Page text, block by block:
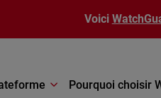
Voici
Pourquoi choisir